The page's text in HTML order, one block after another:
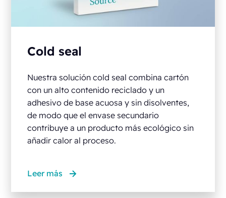
Cold seal
Nuestra solución cold seal combina cartón
con un alto contenido reciclado y un
adhesivo de base acuosa y sin disolventes,
de modo que el envase secundario
contribuye a un producto más ecológico sin
añadir calor al proceso.
Leer más